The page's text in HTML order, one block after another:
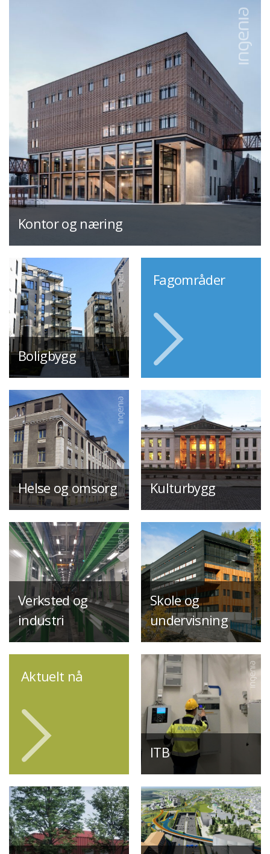
Kontor og næring
Boligbygg
Helse og omsorg Kulturbygg
Verksted og
industri
Skole og
undervisning
ITB
Fagområder
Aktuelt nå